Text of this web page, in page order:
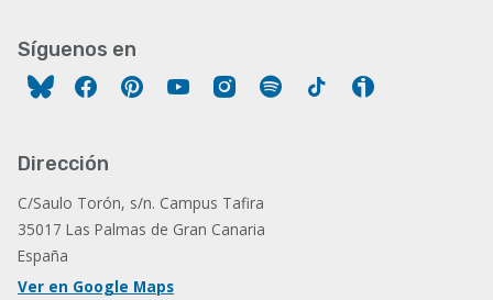
Síguenos en
FacebookPinterestYouTubeInstagram
Spotify Tiktok
Dirección
C/Saulo Torón, s/n. Campus Tafira
35017 Las Palmas de Gran Canaria
España
Ver en Google Maps